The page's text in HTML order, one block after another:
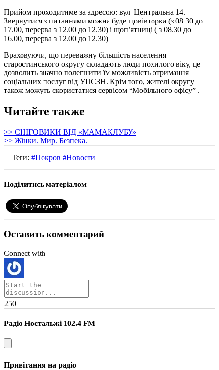
Прийом проходитиме за адресою: вул. Центральна 14.
Звернутися з питаннями можна буде щовівторка (з 08.30 до
17.00, перерва з 12.00 до 12.30) і щоп’ятниці ( з 08.30 до
16.00, перерва з 12.00 до 12.30).
Враховуючи, що переважну більшість населення
старостинського округу складають люди похилого віку, це
дозволить значно полегшити їм можливість отримання
соціальних послуг від УПСЗН. Крім того, жителі округу
також можуть скористатися сервісом “Мобільного офісу” .
Читайте также
>> СНІГОВИКИ ВІД «МАМАКЛУБУ»
>> Жінки. Мир. Безпека.
Теги: #Покров #Новости
Поділитись матеріалом
Оставить комментарий
Connect with
250
Радіо Ностальжі 102.4 FM
Привітання на радіо